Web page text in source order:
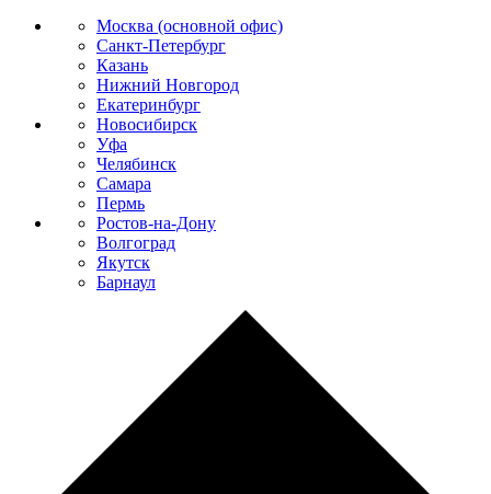
Москва (основной офис)
Санкт-Петербург
Казань
Нижний Новгород
Екатеринбург
Новосибирск
Уфа
Челябинск
Самара
Пермь
Ростов-на-Дону
Волгоград
Якутск
Барнаул